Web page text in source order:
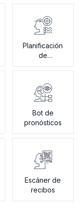
Planificación
de
presupuestos
Bot de
pronósticos
Escáner de
recibos